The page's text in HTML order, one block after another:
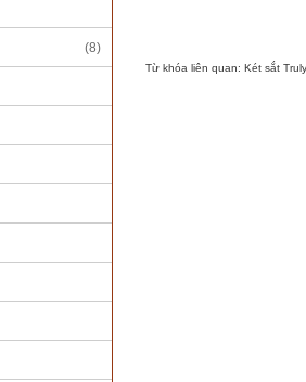
(8)
Từ khóa liên quan: Két sắt